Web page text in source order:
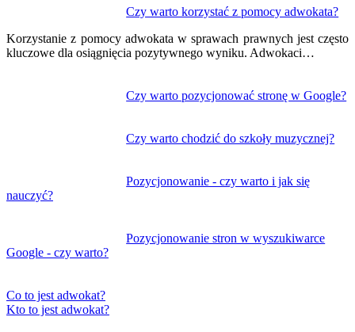
Czy warto korzystać z pomocy adwokata?
Korzystanie z pomocy adwokata w sprawach prawnych jest często
kluczowe dla osiągnięcia pozytywnego wyniku. Adwokaci…
Czy warto pozycjonować stronę w Google?
Czy warto chodzić do szkoły muzycznej?
Pozycjonowanie - czy warto i jak się
nauczyć?
Pozycjonowanie stron w wyszukiwarce
Google - czy warto?
wpisu
Co to jest adwokat?
Kto to jest adwokat?